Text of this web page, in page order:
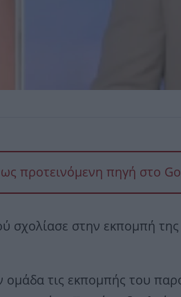
ως προτεινόμενη πηγή στο
σχολίασε στην εκπομπή
ομάδα τις εκπομπής του